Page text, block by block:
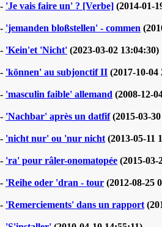
- 'Je vais faire un' ? [Verbe] (2014-01-
- 'jemanden bloßstellen' - commen
- 'Kein'et 'Nicht' (2023-03-02 13:04:30)
- 'können' au subjonctif II (2017-10-04
- 'masculin faible' allemand (2008-12-
- 'Nachbar' après un datfif(2015-03-
- 'nicht nur' ou 'nur nicht (2013-05-11
- 'ra' pour râler-onomatopée (2015-03-
- 'Reihe oder 'dran - tour (2012-08-25
- 'Remerciements' dans un rapport